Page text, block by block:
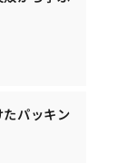
パッキン